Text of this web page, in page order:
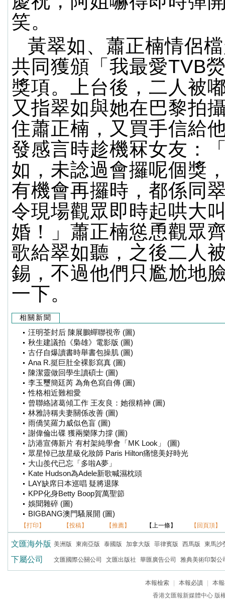
笑。
黃翠如、蕭正楠情侶
共同獲頒「我最愛TVB
獎項。上台後，二人被
又指翠如與她在巴黎拍
住蕭正楠，又買手信給
發感言時趁機冧女友：
如，未諗過會攞呢個獎
有機會再攞時，都係同
令現場觀眾即時起哄大
婚！」蕭正楠慫恿觀眾
歌給翠如聽，之後二人
錫，不過他們只尷尬地
一下。
相關新聞
汪明荃封后 陳展鵬蟬聯視帝 (圖)
秋生建議拍《梟雄》電影版 (圖)
古仔自爆讀書時舉書包操肌 (圖)
Ana R.挺巨肚全裸影寫真 (圖)
陳潔靈做回學生讀碩士 (圖)
李玉璽簡廷芮 為角色寫自傳 (圖)
性格相近難相愛
曾聯絡諸葛傾工作 王友良：她很精神 (圖)
林雅詩稱夫妻關係改善 (圖)
雨僑笑羅力威似色盲 (圖)
謝偉倫出碟 獲兩樂隊力撐 (圖)
訪港宣傳新片 有村架純學會「MK Look」 (圖)
眾星悼已故星級化妝師 Paris Hilton痛憶美好時光
大山羨代已忘「多啦A夢」
Kate Hudson為Adele新歌喊濕枕頭
LAY缺席日本巡唱 疑將退隊
KPP化身Betty Boop賀萬聖節
娛聞雜碎 (圖)
BIGBANG澳門騷展開 (圖)
【打印】 【投稿】 【推薦】 【上一條】 【回頁頂】
文匯海外版 美洲版 東南亞版 泰國版 加拿大版 菲律賓版 西馬版 東馬沙
下屬公司 文匯國際公關公司 文匯出版社 華匯廣告公司 雅典美術印製公
本報檢索 本報必讀
本
香港文匯報新媒體中心 版